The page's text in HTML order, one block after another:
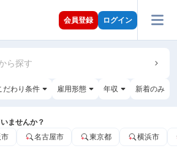
会員登録 ログイン
ら探す
だわり条件 雇用形態 年収 新着のみ
ませんか？
市 名古屋市 東京都 横浜市